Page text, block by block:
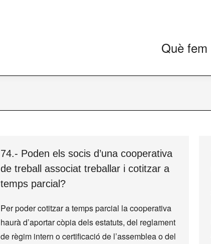
Què fem
74.- Poden els socis d’una cooperativa
de treball associat treballar i cotitzar a
temps parcial?
Per poder cotitzar a temps parcial la cooperativa
haurà d’aportar còpia dels estatuts, del reglament
de règim intern o certificació de l’assemblea o del